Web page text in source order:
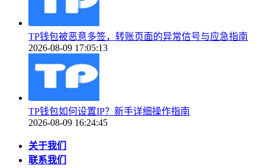
TP钱包被恶意多签，转账页面的异常信号与应急指南
2026-08-09 17:05:13
TP钱包如何设置IP？新手详细操作指南
2026-08-09 16:24:45
关于我们
联系我们